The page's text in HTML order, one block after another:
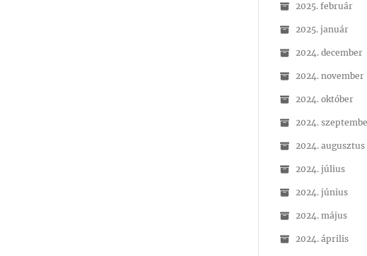
2025. február
2025. január
2024. december
2024. november
2024. október
2024.
2024. augusztus
2024. július
2024. június
2024. május
2024. április